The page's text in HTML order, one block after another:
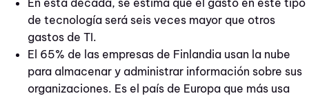
de tecnología será seis veces mayor que otros
gastos de TI.
El 65% de las empresas de Finlandia usan la nube
para almacenar y administrar información sobre sus
organizaciones. Es el país de Europa que más usa